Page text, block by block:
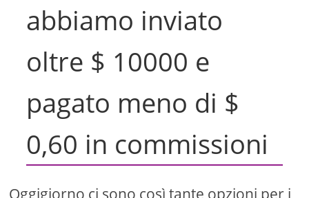
abbiamo inviato
oltre $ 10000 e
pagato meno di $
0,60 in commissioni
Oggigiorno ci sono così tante opzioni per i